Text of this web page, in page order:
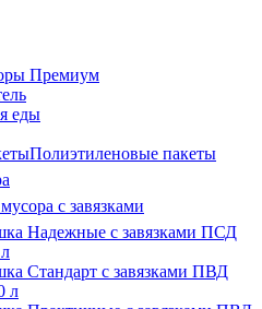
Премиум
еды
Полиэтиленовые пакеты
с завязками
Надежные с завязками ПСД
Стандарт с завязками ПВД
л